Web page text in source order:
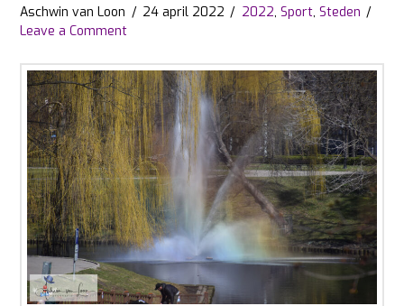
Aschwin van Loon 24 april 2022 2022, Sport, Steden
Leave a Comment